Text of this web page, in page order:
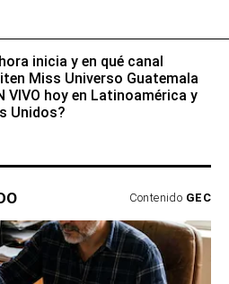
inicia y en qué canal
Miss Universo Guatemala
VIVO hoy en Latinoamérica y
Unidos?
Contenido GEC